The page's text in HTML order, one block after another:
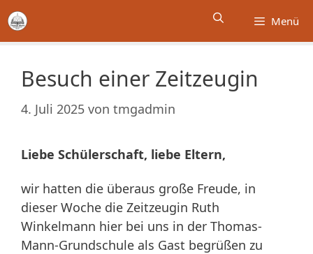
Zum
Inhalt
springen
Menü
Besuch einer Zeitzeugin
4. Juli 2025 von tmgadmin
Liebe Schülerschaft, liebe Eltern,
wir hatten die überaus große Freude, in
dieser Woche die Zeitzeugin Ruth
Winkelmann hier bei uns in der Thomas-
Mann-Grundschule als Gast begrüßen zu